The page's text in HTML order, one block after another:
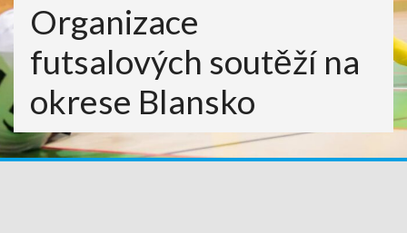
Organizace
futsalových soutěží na
okrese Blansko